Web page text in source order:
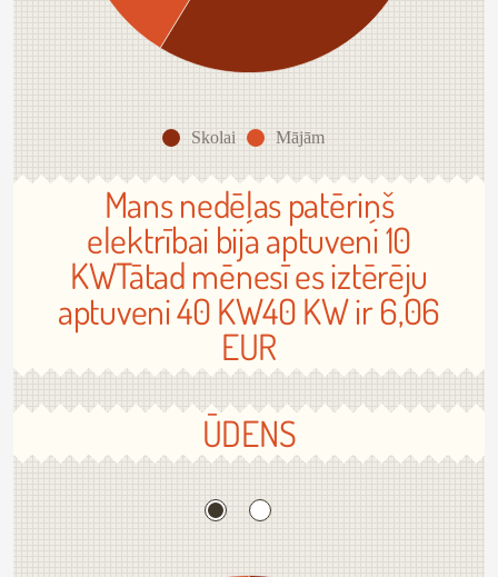
Skolai Mājām
Mans nedēļas patēriņš
elektrībai bija aptuveni 10
KWTātad mēnesī es iztērēju
aptuveni 40 KW40 KW ir 6,06
EUR
ŪDENS